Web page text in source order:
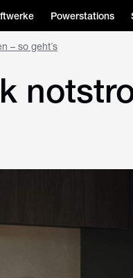
Powerstations
– so geht´s